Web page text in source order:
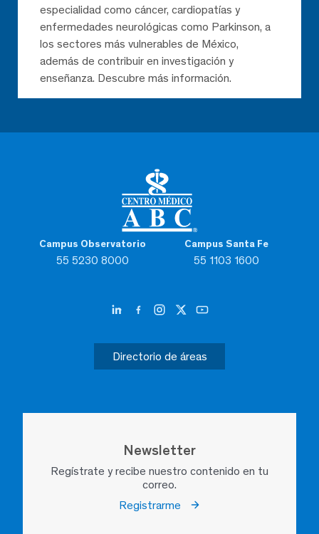
Campus Observatorio
55 5230 8000
Campus Santa Fe
55 1103 1600
Directorio de áreas
Newsletter
Regístrate y recibe nuestro contenido en tu
correo.
Registrarme
especialidad como cáncer, cardiopatías y
enfermedades neurológicas como Parkinson, a
los sectores más vulnerables de México,
además de contribuir en investigación y
enseñanza. Descubre más información.